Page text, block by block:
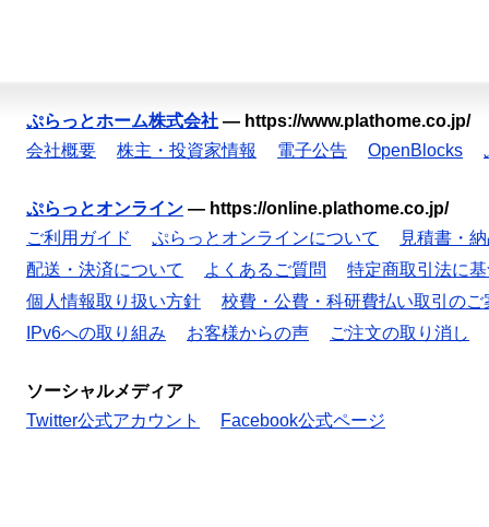
ぷらっとホーム株式会社 — https://www.plathome.co.jp/
会社概要
株主・投資家情報 電子公告 OpenBlocks
ぷらっとオンライン — https://online.plathome.co.jp/
ご利用ガイド
ぷらっとオンラインについて
見積書・
配送・決済について
よくあるご質問
特定商取引法に
個人情報取り扱い方針
校費・公費・科研費払い取引のご
IPv6への取り組み
お客様からの声 ご注文の取り消し
ソーシャルメディア
Twitter公式アカウント
Facebook公式ページ